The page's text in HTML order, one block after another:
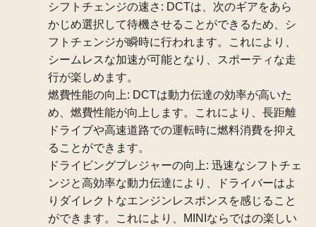
シフトチェンジの速さ: DCTは、次のギアをあら
かじめ選択して待機させることができるため、シ
フトチェンジが瞬時に行われます。これにより、
シームレスな加速が可能となり、スポーティな走
行が楽しめます。
燃費性能の向上: DCTは動力伝達の効率が高いた
め、燃費性能が向上します。これにより、長距離
ドライブや高速道路での運転時に燃料消費を抑え
ることができます。
ドライビングプレジャーの向上: 迅速なシフトチェ
ンジと高効率な動力伝達により、ドライバーはよ
りダイレクトなエンジンレスポンスを感じること
ができます。これにより、MINIならではの楽しい